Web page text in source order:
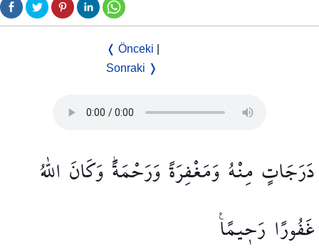
❬ Önceki
Sonraki ❭
دَرَجَاتٍ مِنْهُ وَمَغْفِرَةًوَرَحْمَةًۜوَكَانَ اللّٰهُ
غَفُورًا رَح۪يمًا۟